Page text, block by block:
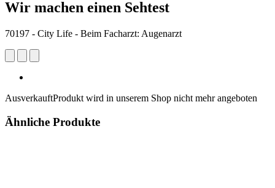
Wir machen einen Sehtest
70197 - City Life - Beim Facharzt: Augenarzt
AusverkauftProdukt wird in unserem Shop nicht mehr angeboten
Ähnliche Produkte